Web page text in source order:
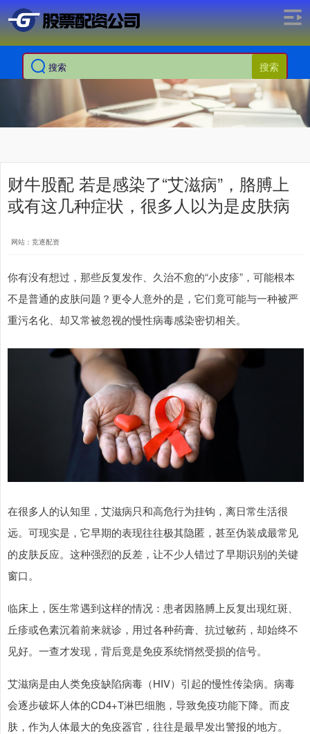
搜索
财牛股配 若是感染了“艾滋病”，胳膊上
或有这几种症状，很多人以为是皮肤病
网站：竞逐配资
你有没有想过，那些反复发作、久治不愈的“小皮疹”，可能根本
不是普通的皮肤问题？更令人意外的是，它们竟可能与一种被严
重污名化、却又常被忽视的慢性病毒感染密切相关。
在很多人的认知里，艾滋病只和高危行为挂钩，离日常生活很
远。可现实是，它早期的表现往往极其隐匿，甚至伪装成最常见
的皮肤反应。这种强烈的反差，让不少人错过了早期识别的关键
窗口。
临床上，医生常遇到这样的情况：患者因胳膊上反复出现红斑、
丘疹或色素沉着前来就诊，用过各种药膏、抗过敏药，却始终不
见好。一查才发现，背后竟是免疫系统悄然受损的信号。
艾滋病是由人类免疫缺陷病毒（HIV）引起的慢性传染病。病毒
会逐步破坏人体的CD4+T淋巴细胞，导致免疫功能下降。而皮
肤，作为人体最大的免疫器官，往往是最早发出警报的地方。